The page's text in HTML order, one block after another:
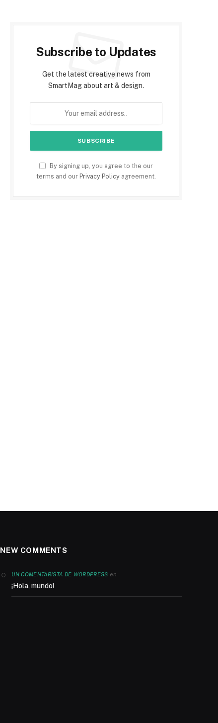
Subscribe to Updates
Get the latest creative news from
SmartMag about art & design.
By signing up, you agree to the our
terms and our Privacy Policy agreement.
NEW COMMENTS
UN COMENTARISTA DE WORDPRESS en
¡Hola, mundo!